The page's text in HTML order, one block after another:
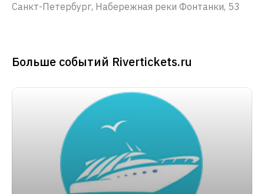
Санкт-Петербург, Набережная реки Фонтанки, 53
Больше событий Rivertickets.ru